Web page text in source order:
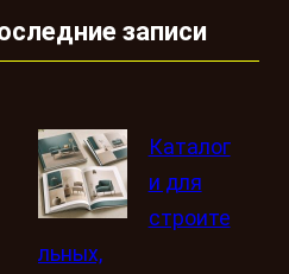
записи
Каталог
и для
строите
льных,